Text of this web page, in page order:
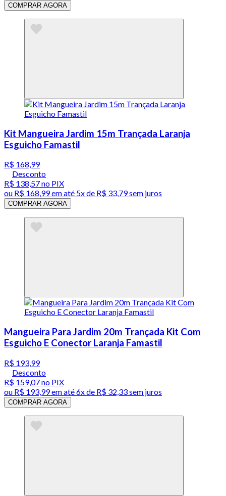
COMPRAR AGORA
Kit Mangueira Jardim 15m Trançada Laranja
Esguicho Famastil
R$ 168,99
Desconto
R$ 138,57no PIX
ou R$ 168,99em até 5x de R$ 33,79 sem juros
COMPRAR AGORA
Mangueira Para Jardim 20m Trançada Kit Com
Esguicho E Conector Laranja Famastil
R$ 193,99
Desconto
R$ 159,07no PIX
ou R$ 193,99em até6x de R$ 32,33 sem juros
COMPRAR AGORA